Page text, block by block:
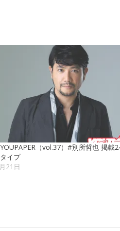
YOUPAPER（vol.37）#別所哲也 掲載2
イプ
21日